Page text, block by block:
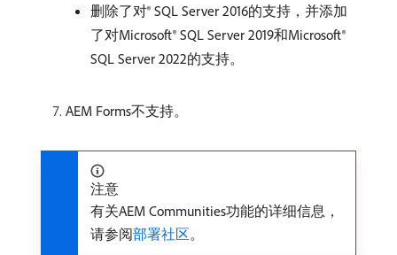
删除了对® SQL Server 2016的支持，并添加
了对Microsoft® SQL Server 2019和Microsoft®
SQL Server 2022的支持。
AEM Forms不支持。
注意
有关AEM Communities功能的详细信息，
请参阅部署社区。